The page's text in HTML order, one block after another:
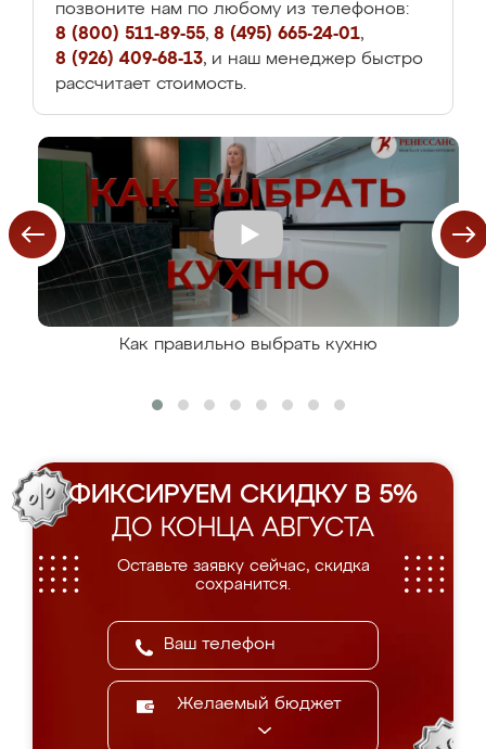
позвоните нам по любому из телефонов:
8 (800) 511-89-55, 8 (495) 665-24-01,
8 (926) 409-68-13, и наш менеджер быстро
рассчитает стоимость.
Как правильно выбрать кухню
ФИКСИРУЕМ СКИДКУ В 5%
ДО КОНЦА АВГУСТА
Оставьте заявку сейчас, скидка
сохранится.
Желаемый бюджет